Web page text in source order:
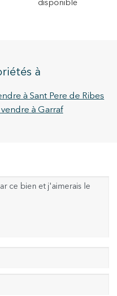
disponible
à
à Sant Pere de Ribes
à Garraf